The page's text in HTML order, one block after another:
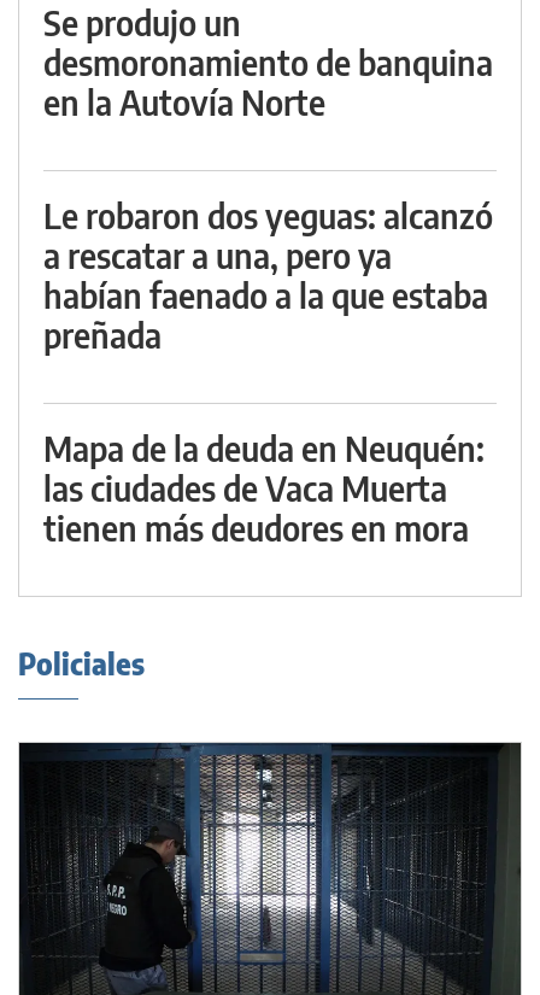
Se produjo un
desmoronamiento de banquina
en la Autovía Norte
Le robaron dos yeguas: alcanzó
a rescatar a una, pero ya
habían faenado a la que estaba
preñada
Mapa de la deuda en Neuquén:
las ciudades de Vaca Muerta
tienen más deudores en mora
Policiales